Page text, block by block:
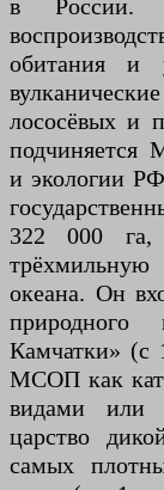
в России.
обитания и
лососёвых и
подчиняется
и экологии
322 000
океана. Он
Камчатки» (с
МСОП как
видами или
царство
самых